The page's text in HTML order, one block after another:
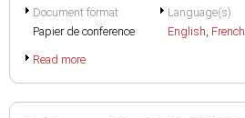
Document format
Papier de conference
Language(s)
English, French
Read more